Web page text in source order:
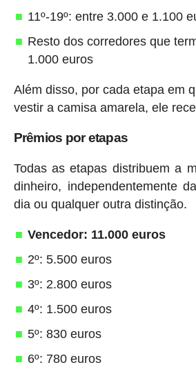
11º-19º: entre 3.000 e 1.100
Resto dos corredores que
1.000 euros
Além disso, por cada etapa em
vestir a camisa amarela, ele
Prêmios por etapas
Todas as etapas distribuem a
dinheiro, independentemente
dia ou qualquer outra distinção.
Vencedor: 11.000 euros
2º: 5.500 euros
3º: 2.800 euros
4º: 1.500 euros
5º: 830 euros
6º: 780 euros